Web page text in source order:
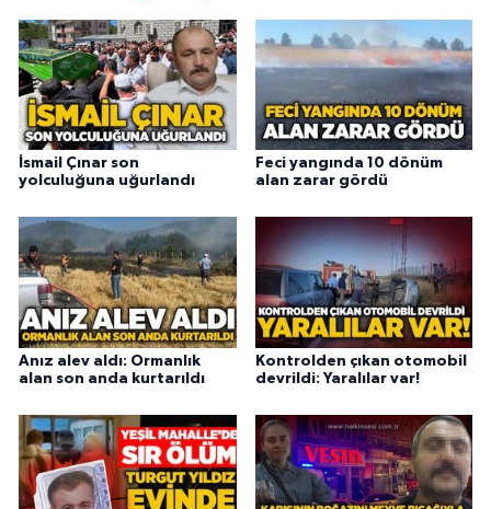
İsmail Çınar son
yolculuğuna uğurlandı
Feci yangında 10 dönüm
alan zarar gördü
Anız alev aldı: Ormanlık
alan son anda kurtarıldı
Kontrolden çıkan otomobil
devrildi: Yaralılar var!